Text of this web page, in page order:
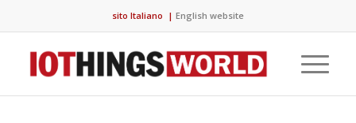
sito Italiano | English website